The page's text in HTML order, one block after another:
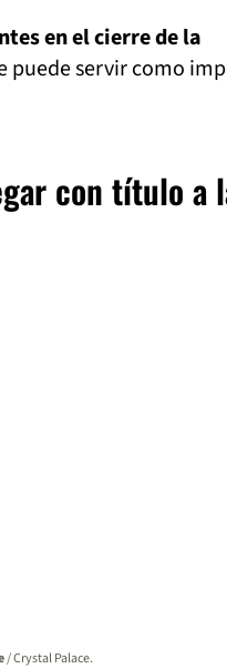
en el cierre de la
puede servir como
con título a
/ Crystal Palace.